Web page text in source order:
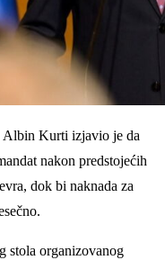
Albin Kurti izjavio je da
nakon predstojećih
dok bi naknada za
stola organizovanog